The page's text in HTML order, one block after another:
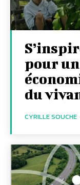
pour
du
CYRILLE SOUCHE